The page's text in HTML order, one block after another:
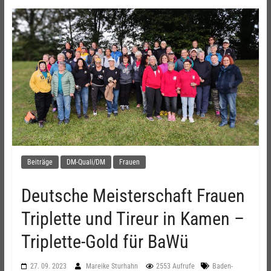
Beiträge DM-Quali/DM Frauen
Deutsche Meisterschaft Frauen
Triplette und Tireur in Kamen –
Triplette-Gold für BaWü
27. 09. 2023 Mareike Sturhahn 2553 Aufrufe Baden-